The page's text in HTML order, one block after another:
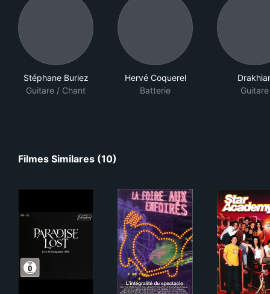
Stéphane Buriez
Guitare / Chant
Hervé Coquerel
Batterie
Guitare
Filmes Similares (10)